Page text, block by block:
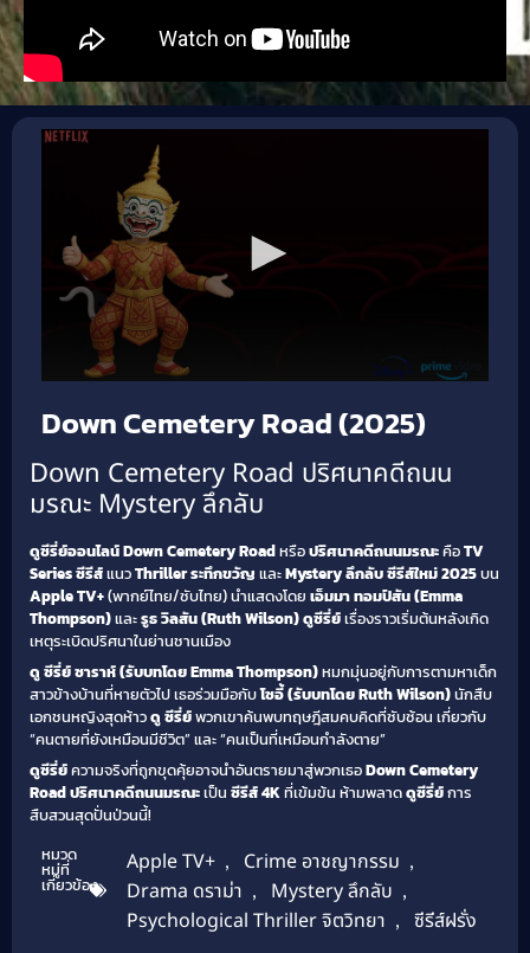
Down Cemetery Road (2025)
Down Cemetery Road ปริศนาคดีถนน
มรณะ Mystery ลึกลับ
ดูซีรี่ย์ออนไลน์ Down Cemetery RoadหรือปริศนาคดีถนนมรณะคือTV
Series ซีรีส์แนวThriller ระทึกขวัญ และMystery ลึกลับซีรีส์ใหม่ 2025บน
Apple TV+(พากย์ไทย/ซับไทย) นำแสดงโดย เอ็มมา ทอมป์สัน (Emma
Thompson)และรูธ วิลสัน (Ruth Wilson)ดูซีรี่ย์เรื่องราวเริ่มต้นหลังเกิด
เหตุระเบิดปริศนาในย่านชานเมือง
ดู ซีรี่ย์ซาราห์ (รับบทโดย Emma Thompson)หมกมุ่นอยู่กับการตามหาเด็ก
สาวข้างบ้านที่หายตัวไป เธอร่วมมือกับโซอี้ (รับบทโดย Ruth Wilson)นักสืบ
เอกชนหญิงสุดห้าวดู ซีรี่ย์พวกเขาค้นพบทฤษฎีสมคบคิดที่ซับซ้อน เกี่ยวกับ
“คนตายที่ยังเหมือนมีชีวิต” และ “คนเป็นที่เหมือนกำลังตาย”
ดูซีรี่ย์ความจริงที่ถูกขุดคุ้ยอาจนำอันตรายมาสู่พวกเธอDown Cemetery
Road ปริศนาคดีถนนมรณะเป็น ซีรีส์ 4Kที่เข้มข้น ห้ามพลาดดูซีรี่ย์การ
สืบสวนสุดปั่นป่วนนี้!
หมวด
หมู่ที่
เกี่ยวข้อง
Apple TV+ , Crime อาชญากรรม ,
Drama ดราม่า , Mystery ลึกลับ ,
Psychological Thriller จิตวิทยา , ซีรีส์ฝรั่ง